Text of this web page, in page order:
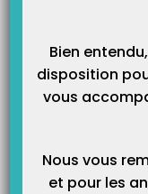
Articles Liés
Bien
disposition
vous
Nous vous
et pour les